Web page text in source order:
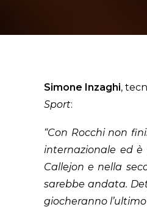
Simone Inzaghi,
Sport:
“Con Rocchi non
internazionale ed
Callejon e nella
sarebbe andata.
giocheranno